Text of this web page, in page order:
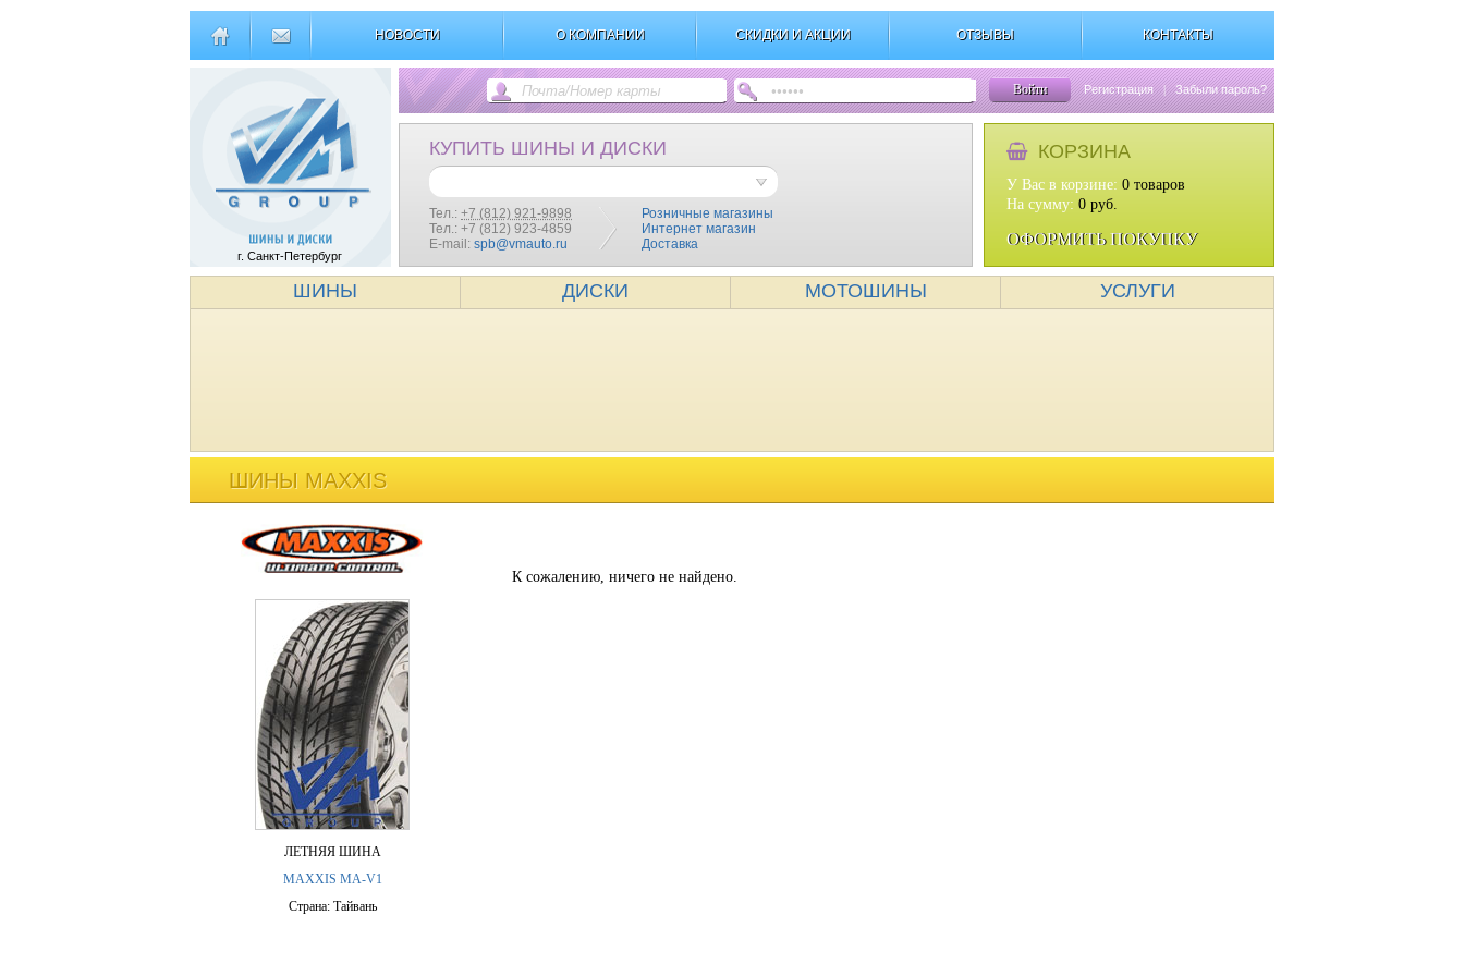
НОВОСТИ О КОМПАНИИ СКИДКИ И АКЦИИ ОТЗЫВЫ КОНТАКТЫ
г. Санкт-Петербург
Войти Регистрация | Забыли пароль?
КУПИТЬ ШИНЫ И ДИСКИ
Тел.: +7 (812) 921-9898
Тел.: +7 (812) 923-4859
E-mail: spb@vmauto.ru
Розничные магазины
Интернет магазин
Доставка
КОРЗИНА
У Вас в корзине: 0 товаров
На сумму: 0 руб.
ОФОРМИТЬ ПОКУПКУ
ШИНЫ ДИСКИ МОТОШИНЫ УСЛУГИ
ШИНЫ MAXXIS
ЛЕТНЯЯ ШИНА
MAXXIS MA-V1
Страна: Тайвань
К сожалению, ничего не найдено.